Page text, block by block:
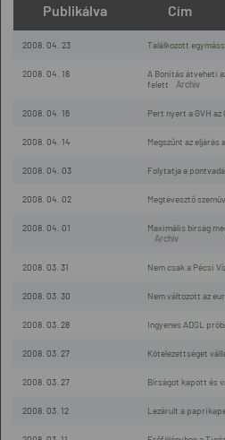
Publikálva Cím
2008. 04. 23 Találkozott
2008. 04. 18
A Bonitás átveheti
felett
2008. 04. 16 Pert nyert a GVH az
2008. 04. 14 Megszűnt az eljárás
2008. 04. 03 Folytatja a
2008. 04. 02 Megtévesztő
2008. 04. 01 Maximális bírság
2008. 03. 31 Nem csak a Pécsi
2008. 03. 30 Nem változott az
2008. 03. 28 Ingyenes ADSL
2008. 03. 27 Kötelezettséget
2008. 03. 27 Bírságot kapott és
2008. 03. 12 Lezárult a